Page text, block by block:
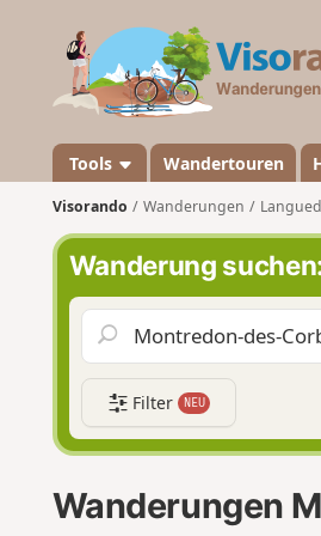
Tools Wandertouren
Visorando Wanderungen
Wanderung
Filter NEU
Wanderungen